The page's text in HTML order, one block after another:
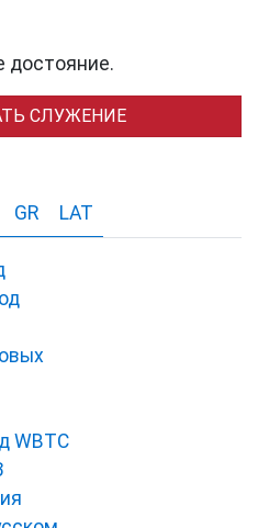
достояние.
СЛУЖЕНИЕ
GR LAT
WBTC